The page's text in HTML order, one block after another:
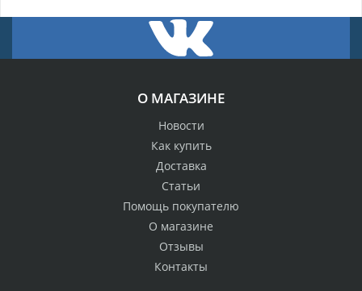
О МАГАЗИНЕ
Новости
Как купить
Доставка
Статьи
Помощь покупателю
О магазине
Отзывы
Контакты